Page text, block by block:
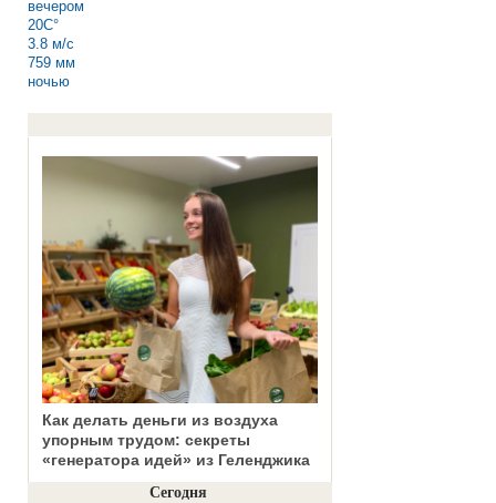
вечером
20C°
3.8 м/с
759 мм
ночью
Как делать деньги из воздуха
упорным трудом: секреты
«генератора идей» из Геленджика
Сегодня